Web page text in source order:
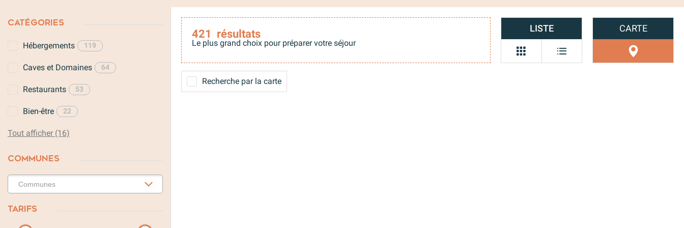
CATÉGORIES
Hébergements 119
Caves et Domaines 64
Restaurants 53
Bien-être 22
Tout afficher (16)
COMMUNES
TARIFS
421 résultats
Le plus grand choix pour préparer votre séjour
LISTE CARTE
Recherche par la carte